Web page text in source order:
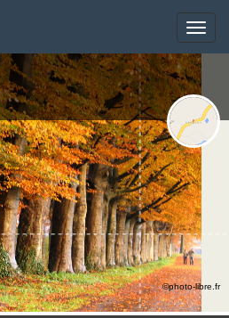
Toggle
©photo-libre.fr
Toggle